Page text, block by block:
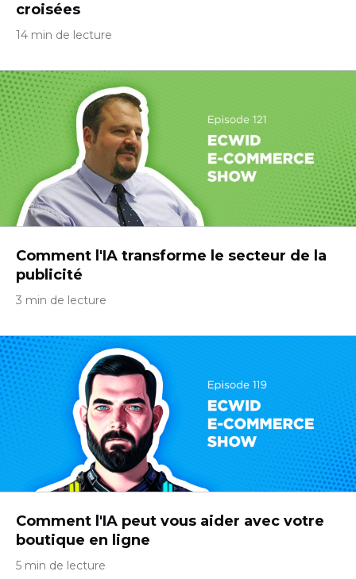
croisées
14 min de lecture
Comment l'IA transforme le secteur de la
publicité
3 min de lecture
Comment l'IA peut vous aider avec votre
boutique en ligne
5 min de lecture